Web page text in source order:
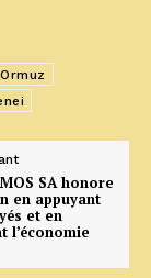
SA honore
en appuyant
et en
l’économie